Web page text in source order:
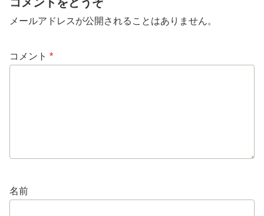
コメントをどうぞ
メールアドレスが公開されることはありません。
コメント *
名前